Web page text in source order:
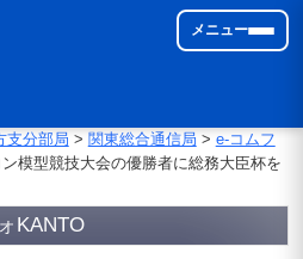
メニュー
支分部局 > 関東総合通信局 > e-コムフ
模型競技大会の優勝者に総務大臣杯を
KANTO